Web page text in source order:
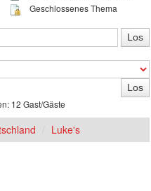
Geschlossenes Thema
12 Gast/Gäste
Luke's